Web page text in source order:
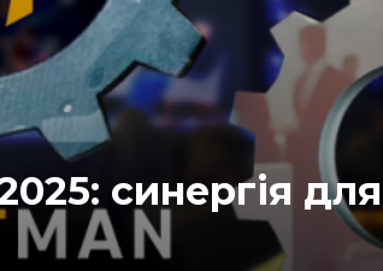
синергія